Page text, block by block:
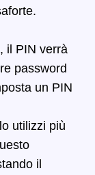
il PIN verrà
password
un PIN
utilizzi più
il